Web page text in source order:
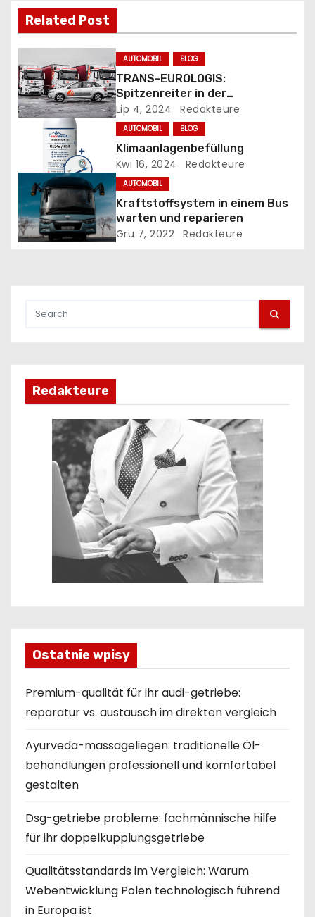
c
j
a
w
s
u
Related Post
AUTOMOBIL BLOG
TRANS-EUROLOGIS:
Spitzenreiter in der
europäischen Spedition
Lip 4, 2024 Redakteure
AUTOMOBIL BLOG
Klimaanlagenbefüllung
Kwi 16, 2024 Redakteure
AUTOMOBIL
Kraftstoffsystem in einem Bus
warten und reparieren
Gru 7, 2022 Redakteure
Redakteure
Ostatnie wpisy
Premium-qualität für ihr audi-getriebe:
reparatur vs. austausch im direkten vergleich
Ayurveda-massageliegen: traditionelle Öl-
behandlungen professionell und komfortabel
gestalten
Dsg-getriebe probleme: fachmännische hilfe
für ihr doppelkupplungsgetriebe
Qualitätsstandards im Vergleich: Warum
Webentwicklung Polen technologisch führend
in Europa ist